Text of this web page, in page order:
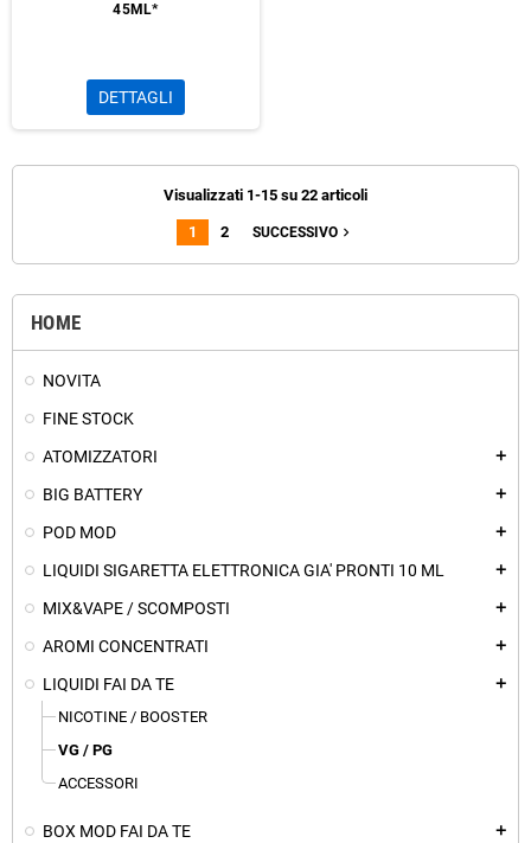
HOME
NOVITA
FINE STOCK
ATOMIZZATORI
add
BIG BATTERY add
POD MOD add
LIQUIDI SIGARETTA ELETTRONICA GIA' PRONTI 10 ML add
MIX&VAPE / SCOMPOSTI add
AROMI CONCENTRATI add
LIQUIDI FAI DA TE add
NICOTINE / BOOSTER
VG / PG
ACCESSORI
BOX MOD FAI DA TE add
45ML*
DETTAGLI
Visualizzati 1-15 su 22 articoli
1 2 SUCCESSIVO navigate_next